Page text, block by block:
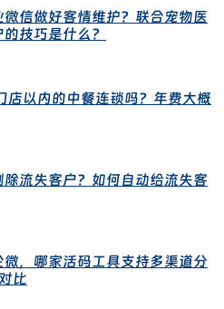
信做好客情维护？联合宠物医
技巧是什么？
店以内的中餐连锁吗？年费大概
流失客户？如何自动给流失客
，哪家活码工具支持多渠道分
比